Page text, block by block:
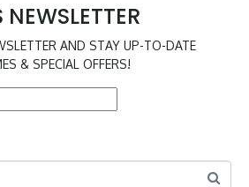
AND STAY UP-TO-DATE
& SPECIAL OFFERS!